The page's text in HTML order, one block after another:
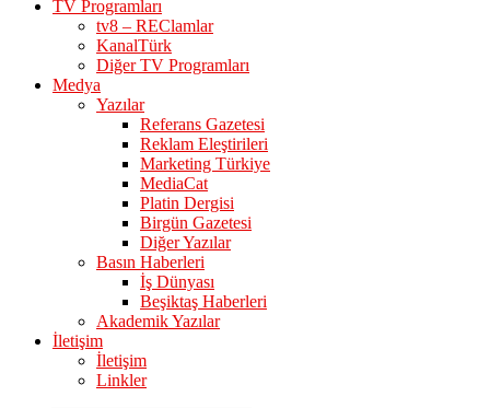
TV Programları
tv8 – REClamlar
KanalTürk
Diğer TV Programları
Medya
Yazılar
Referans Gazetesi
Reklam Eleştirileri
Marketing Türkiye
MediaCat
Platin Dergisi
Birgün Gazetesi
Diğer Yazılar
Basın Haberleri
İş Dünyası
Beşiktaş Haberleri
Akademik Yazılar
İletişim
İletişim
Linkler